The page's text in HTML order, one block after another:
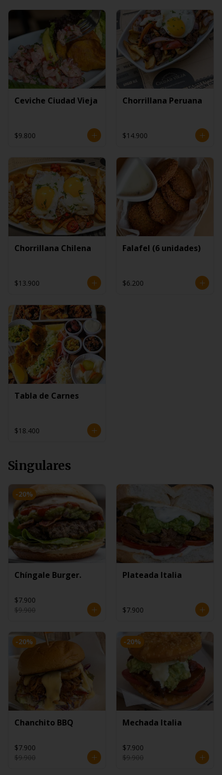
Ceviche Ciudad Vieja
$9.800
Chorrillana Peruana
$14.900
Chorrillana Chilena
$13.900
Falafel (6 unidades)
$6.200
Tabla de Carnes
$18.400
Singulares
-20%
Chíngale Burger.
$7.900
$9.900
Plateada Italia
$7.900
-20%
Chanchito BBQ
$7.900
$9.900
-20%
Mechada Italia
$7.900
$9.900